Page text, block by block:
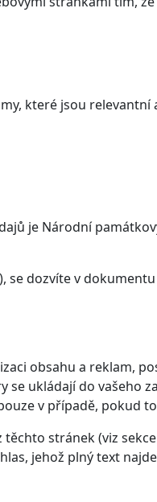
které jsou
je Národní
dozvíte v
obsahu a reklam,
ukládají do vašeho
v případě, pokud
stránek (viz
jehož plný text